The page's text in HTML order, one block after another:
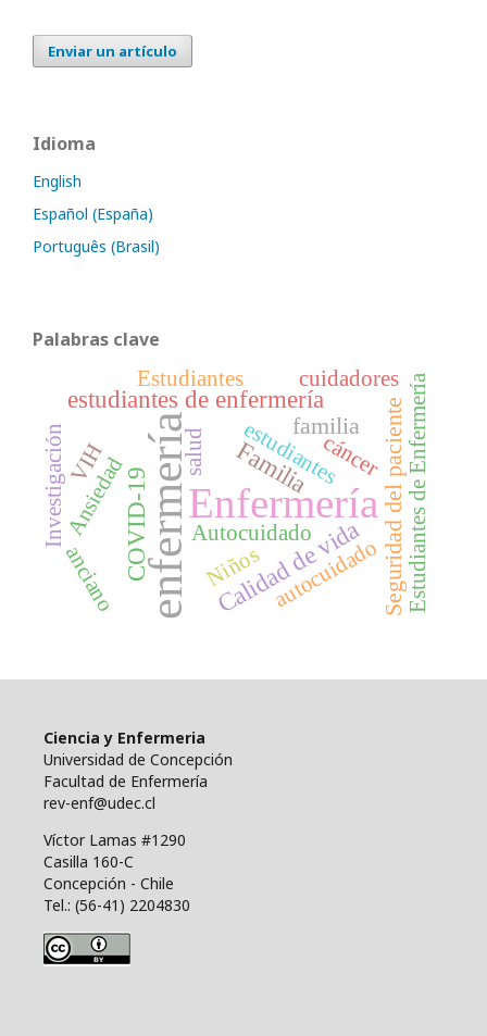
Enviar un artículo
Idioma
English
Español (España)
Português (Brasil)
Palabras clave
enfermeríaEnfermería
estudiantes de enfermería
Calidad de vida
Familia
COVID-19 Seguridad del paciente
familia
Ansiedad Autocuidado
Estudiantes
salud Estudiantes de Enfermería
estudiantes
autocuidado
Investigación
cuidadores
VIH
Niños
cáncer
anciano
Ciencia y Enfermeria
Universidad de Concepción
Facultad de Enfermería
rev-enf@udec.cl
Víctor Lamas #1290
Casilla 160-C
Concepción - Chile
Tel.: (56-41) 2204830